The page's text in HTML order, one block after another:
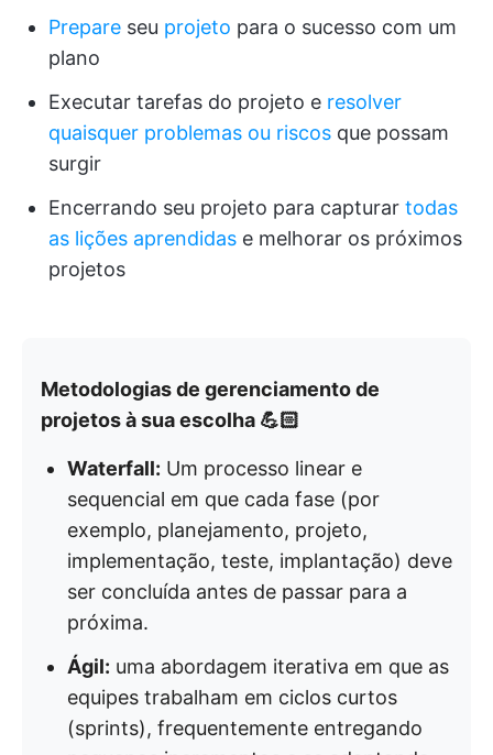
Prepare seu projeto para o sucesso com um
plano
Executar tarefas do projeto e resolver
quaisquer problemas ou riscos que possam
surgir
Encerrando seu projeto para capturar todas
as lições aprendidas e melhorar os próximos
projetos
Metodologias de gerenciamento de
projetos à sua escolha 💪🏻
Waterfall: Um processo linear e
sequencial em que cada fase (por
exemplo, planejamento, projeto,
implementação, teste, implantação) deve
ser concluída antes de passar para a
próxima.
Ágil: uma abordagem iterativa em que as
equipes trabalham em ciclos curtos
(sprints), frequentemente entregando